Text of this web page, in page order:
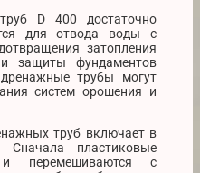
D 400 достаточно
для отвода воды с
затопления
защиты фундаментов
трубы могут
систем орошения и
труб включает в
Сначала пластиковые
и перемешиваются с